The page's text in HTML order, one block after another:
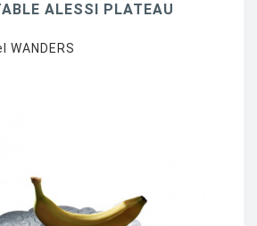
ALESSI PLATEAU
WANDERS